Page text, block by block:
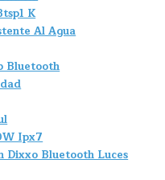
K
Al Agua
Bluetooth
Ipx7
Dixxo Bluetooth Luces